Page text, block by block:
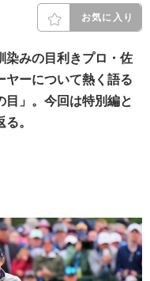
お気に入り
染みの目利きプロ・佐
ヤーについて熱く語る
」。今回は特別編と
。